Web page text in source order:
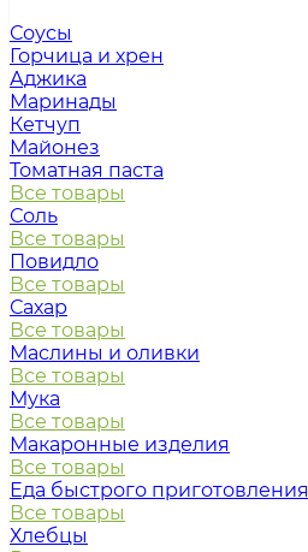
Соусы
Горчица и хрен
Аджика
Маринады
Кетчуп
Майонез
Томатная паста
Все товары
Соль
Все товары
Повидло
Все товары
Сахар
Все товары
Маслины и оливки
Все товары
Мука
Все товары
Макаронные изделия
Все товары
Еда быстрого приготовления
Все товары
Хлебцы